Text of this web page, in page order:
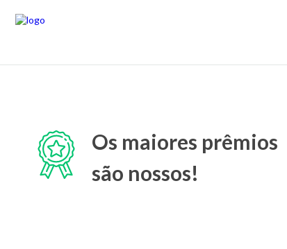
Os maiores prêmios
são nossos!